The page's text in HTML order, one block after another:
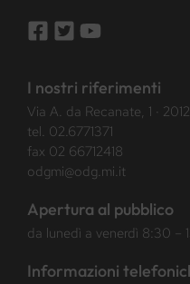
I nostri riferimenti
Via A. da Recanate, 1 ·
tel. 02.6771371
fax 02 66712418
odgmi@odg.mi.it
Apertura al pubblico
da lunedì a venerdì 8:30 –
Informazioni